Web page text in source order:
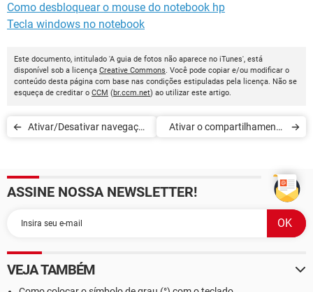
Como desbloquear o mouse do notebook hp
Tecla windows no notebook
Este documento, intitulado 'A guia de fotos não aparece no iTunes', está
disponível sob a licença Creative Commons. Você pode copiar e/ou modificar o
conteúdo desta página com base nas condições estipuladas pela licença. Não se
esqueça de creditar o CCM (br.ccm.net) ao utilizar este artigo.
Ativar/Desativar navegação
Ativar o compartilhamento
aplicativos
ASSINE NOSSA NEWSLETTER!
VEJA TAMBÉM